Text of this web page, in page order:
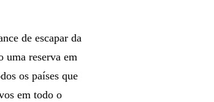
de escapar da
uma reserva em
os países que
em todo o